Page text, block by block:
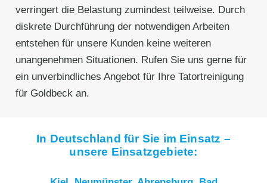
verringert die Belastung zumindest teilweise. Durch
diskrete Durchführung der notwendigen Arbeiten
entstehen für unsere Kunden keine weiteren
unangenehmen Situationen. Rufen Sie uns gerne für
ein unverbindliches Angebot für Ihre Tatortreinigung
für Goldbeck an.
In Deutschland für Sie im Einsatz –
unsere Einsatzgebiete: